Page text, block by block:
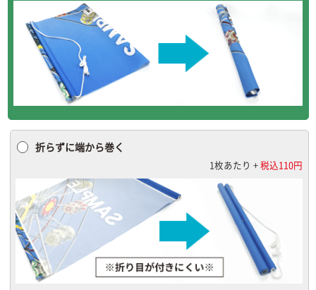
折らずに端から巻く
1枚あたり +税込110円